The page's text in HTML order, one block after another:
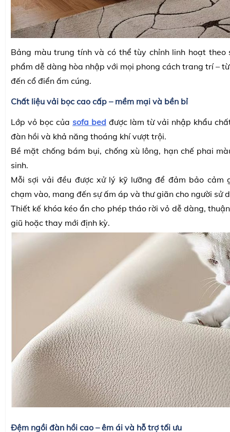
Bảng màu trung tính và có thể tùy chỉnh linh hoạt theo
phẩm dễ dàng hòa nhập với mọi phong cách trang trí –
đến cổ điển ấm cúng.
Chất liệu vải bọc cao cấp – mềm mại và bền bỉ
Lớp vỏ bọc của sofa bed được làm từ vải nhập khẩu
đàn hồi và khả năng thoáng khí vượt trội.
Bề mặt chống bám bụi, chống xù lông, hạn chế phai
sinh.
Mỗi sợi vải đều được xử lý kỹ lưỡng để đảm bảo cảm
chạm vào, mang đến sự ấm áp và thư giãn cho người sử
Thiết kế khóa kéo ẩn cho phép tháo rời vỏ dễ dàng,
giũ hoặc thay mới định kỳ.
Đệm ngồi đàn hồi cao – êm ái và hỗ trợ tối ưu